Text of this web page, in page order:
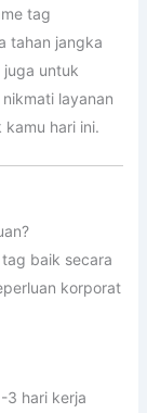
tag
tahan jangka
untuk
layanan
hari ini.
baik secara
korporat
3 hari kerja